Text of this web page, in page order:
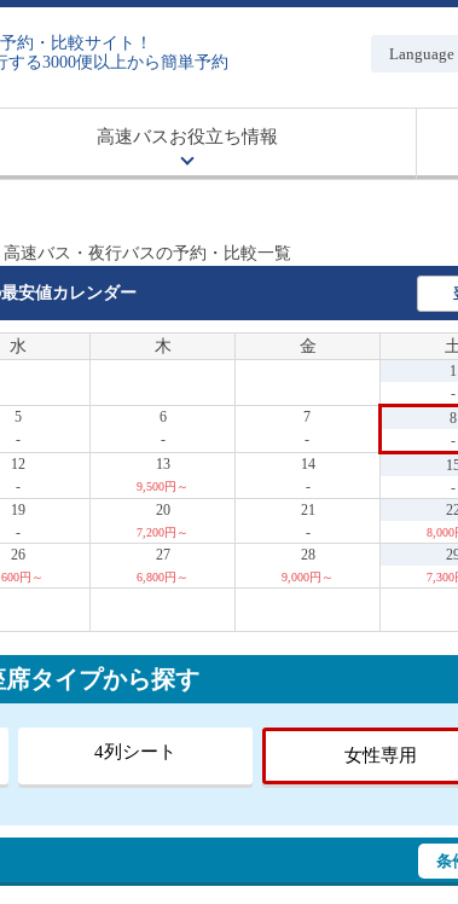
約・比較サイト！
する3000便以上から簡単予約
Language
高速バスお役立ち情報
速バス・夜行バスの予約・比較一覧
最安値カレンダー
水 木 金
1
-
5
-
6
-
7
-
8
-
12
-
13
9,500円～
14
-
-
19
-
20
7,200円～
21
-
8,000
26
円～
27
6,800円～
28
9,000円～ 7,300
タイプから探す
4列シート 女性専用
条